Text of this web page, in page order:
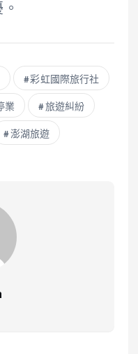
彩虹國際旅行社
業 旅遊糾紛
澎湖旅遊